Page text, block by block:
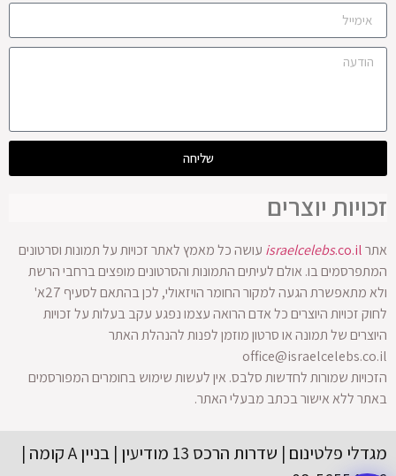
שליחה
זכויות יוצרים
אתר israelcelebs.co.il
עושה כל מאמץ לאתר זכויות על תמונות וסרטונים
המתפרסמים בו. אולם לעיתים התמונות והסרטונים מופצים ברחבי הרשת
ולא מתאפשרת הגעה למקור החומר הויזאולי, לכן בהתאם לסעיף 27א'
לחוק זכויות היוצרים כל אדם הרואה עצמו נפגע עקב בעלות על זכויות
היוצרים של תמונה או סרטון מוזמן לפנות להנהלת האתר
office@israelcelebs.co.il
הזכויות שמורות לחדשות סלבס. אין לעשות שימוש בחומרים המפורסמים
באתר ללא אישור בכתב מבעלי האתר.
מגדלי פלטינום | שדרות הרכס 13 מודיעין | בניין A קומה |